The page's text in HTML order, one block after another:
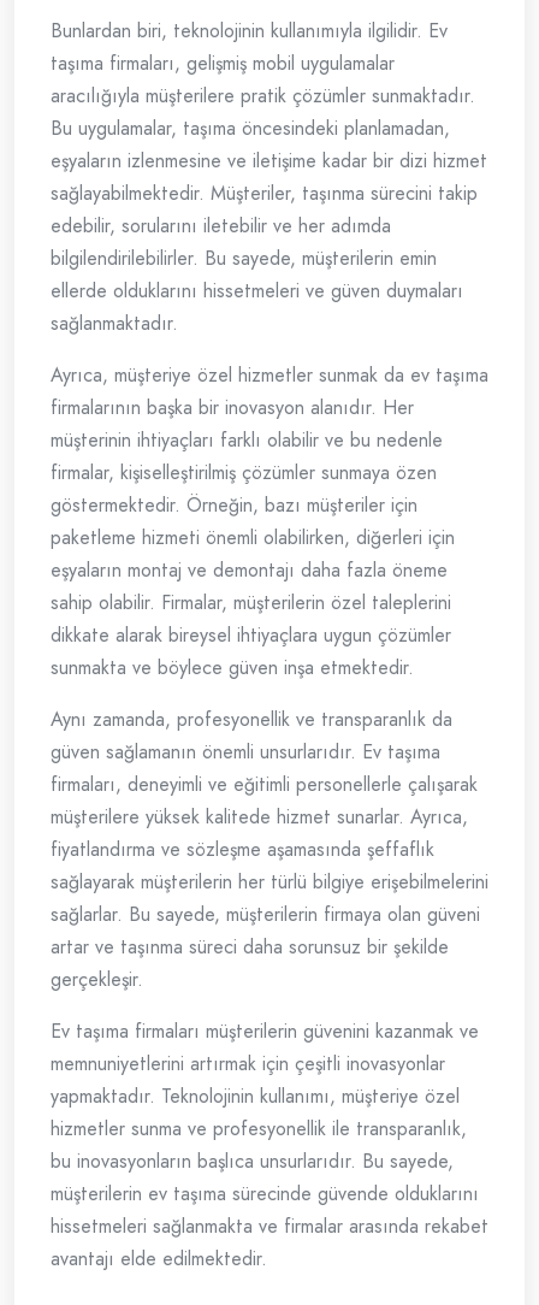
Bunlardan biri, teknolojinin kullanımıyla ilgilidir. Ev
taşıma firmaları, gelişmiş mobil uygulamalar
aracılığıyla müşterilere pratik çözümler sunmaktadır.
Bu uygulamalar, taşıma öncesindeki planlamadan,
eşyaların izlenmesine ve iletişime kadar bir dizi hizmet
sağlayabilmektedir. Müşteriler, taşınma sürecini takip
edebilir, sorularını iletebilir ve her adımda
bilgilendirilebilirler. Bu sayede, müşterilerin emin
ellerde olduklarını hissetmeleri ve güven duymaları
sağlanmaktadır.
Ayrıca, müşteriye özel hizmetler sunmak da ev taşıma
firmalarının başka bir inovasyon alanıdır. Her
müşterinin ihtiyaçları farklı olabilir ve bu nedenle
firmalar, kişiselleştirilmiş çözümler sunmaya özen
göstermektedir. Örneğin, bazı müşteriler için
paketleme hizmeti önemli olabilirken, diğerleri için
eşyaların montaj ve demontajı daha fazla öneme
sahip olabilir. Firmalar, müşterilerin özel taleplerini
dikkate alarak bireysel ihtiyaçlara uygun çözümler
sunmakta ve böylece güven inşa etmektedir.
Aynı zamanda, profesyonellik ve transparanlık da
güven sağlamanın önemli unsurlarıdır. Ev taşıma
firmaları, deneyimli ve eğitimli personellerle çalışarak
müşterilere yüksek kalitede hizmet sunarlar. Ayrıca,
fiyatlandırma ve sözleşme aşamasında şeffaflık
sağlayarak müşterilerin her türlü bilgiye erişebilmelerini
sağlarlar. Bu sayede, müşterilerin firmaya olan güveni
artar ve taşınma süreci daha sorunsuz bir şekilde
gerçekleşir.
Ev taşıma firmaları müşterilerin güvenini kazanmak ve
memnuniyetlerini artırmak için çeşitli inovasyonlar
yapmaktadır. Teknolojinin kullanımı, müşteriye özel
hizmetler sunma ve profesyonellik ile transparanlık,
bu inovasyonların başlıca unsurlarıdır. Bu sayede,
müşterilerin ev taşıma sürecinde güvende olduklarını
hissetmeleri sağlanmakta ve firmalar arasında rekabet
avantajı elde edilmektedir.